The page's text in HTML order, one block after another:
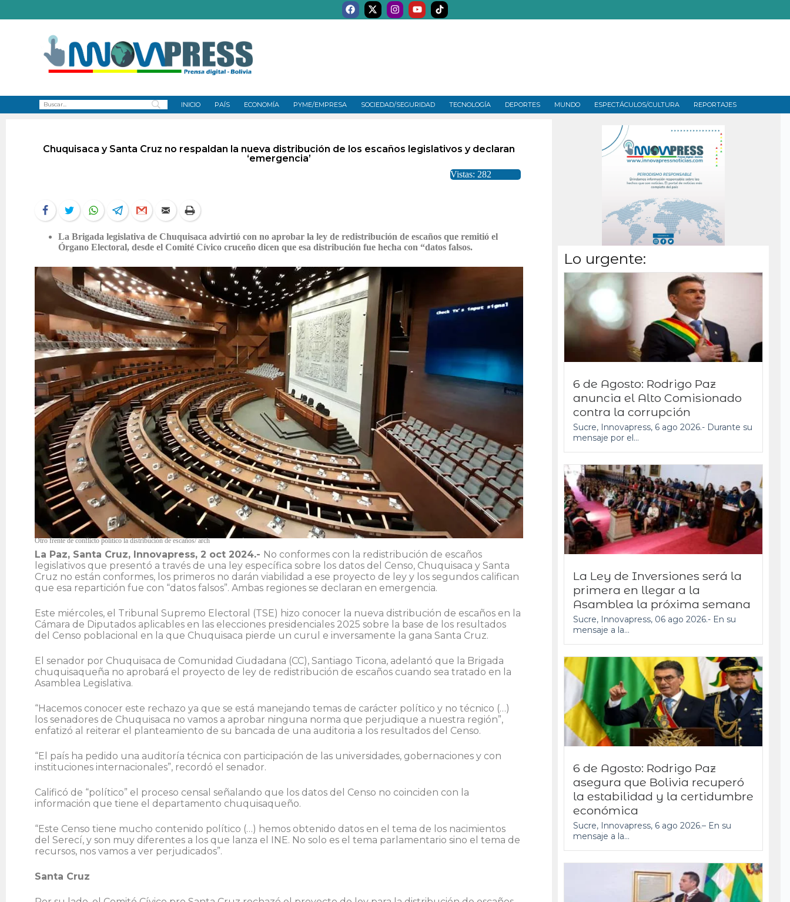
INICIO PAÍS ECONOMÍA PYME/EMPRESA SOCIEDAD/SEGURIDAD TECNOLOGÍA DEPORTES MUNDO ESPECTÁCULOS/CULTURA REPORTAJES
Chuquisaca y Santa Cruz no respaldan la nueva distribución de los escaños legislativos y declaran
‘emergencia’
Vistas: 282
La Brigada legislativa de Chuquisaca advirtió con no aprobar la ley de redistribución de escaños que remitió el
Órgano Electoral, desde el Comité Cívico cruceño dicen que esa distribución fue hecha con “datos falsos.
Otro frente de conflicto político la distribución de escaños/ arch
La Paz, Santa Cruz, Innovapress, 2 oct 2024.- No conformes con la redistribución de escaños
legislativos que presentó a través de una ley específica sobre los datos del Censo, Chuquisaca y Santa
Cruz no están conformes, los primeros no darán viabilidad a ese proyecto de ley y los segundos califican
que esa repartición fue con “datos falsos”. Ambas regiones se declaran en emergencia.
Este miércoles, el Tribunal Supremo Electoral (TSE) hizo conocer la nueva distribución de escaños en la
Cámara de Diputados aplicables en las elecciones presidenciales 2025 sobre la base de los resultados
del Censo poblacional en la que Chuquisaca pierde un curul e inversamente la gana Santa Cruz.
El senador por Chuquisaca de Comunidad Ciudadana (CC), Santiago Ticona, adelantó que la Brigada
chuquisaqueña no aprobará el proyecto de ley de redistribución de escaños cuando sea tratado en la
Asamblea Legislativa.
“Hacemos conocer este rechazo ya que se está manejando temas de carácter político y no técnico (…)
los senadores de Chuquisaca no vamos a aprobar ninguna norma que perjudique a nuestra región”,
enfatizó al reiterar el planteamiento de su bancada de una auditoria a los resultados del Censo.
“El país ha pedido una auditoría técnica con participación de las universidades, gobernaciones y con
instituciones internacionales”, recordó el senador.
Calificó de “político” el proceso censal señalando que los datos del Censo no coinciden con la
información que tiene el departamento chuquisaqueño.
“Este Censo tiene mucho contenido político (…) hemos obtenido datos en el tema de los nacimientos
del Serecí, y son muy diferentes a los que lanza el INE. No solo es el tema parlamentario sino el tema de
recursos, nos vamos a ver perjudicados”.
Santa Cruz
Lo urgente:
6 de Agosto: Rodrigo Paz
anuncia el Alto Comisionado
contra la corrupción
Sucre, Innovapress, 6 ago 2026.- Durante su
mensaje por el...
La Ley de Inversiones será la
primera en llegar a la
Asamblea la próxima semana
Sucre, Innovapress, 06 ago 2026.- En su
mensaje a la...
6 de Agosto: Rodrigo Paz
asegura que Bolivia recuperó
la estabilidad y la certidumbre
económica
Sucre, Innovapress, 6 ago 2026.– En su
mensaje a la...